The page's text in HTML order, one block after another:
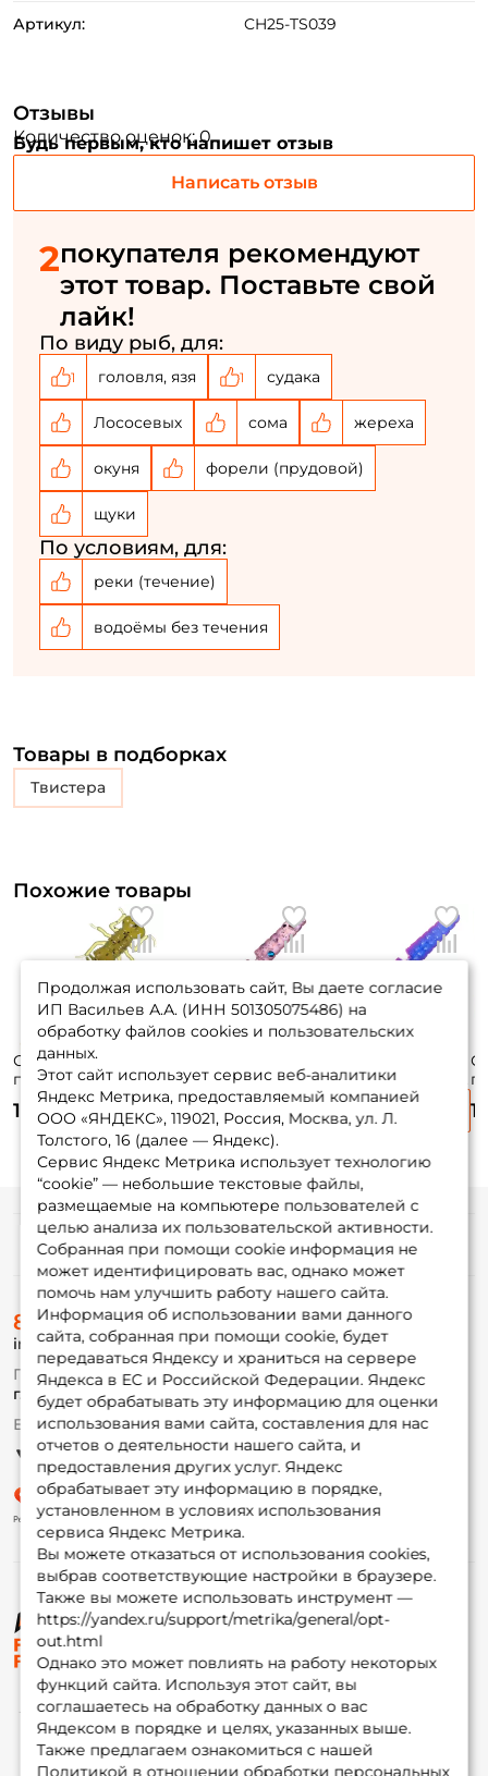
Артикул: CH25-TS039
Отзывы
Количество оценок: 0
Будь первым, кто напишет отзыв
Написать отзыв
2покупателя рекомендуют
этот товар. Поставьте свой
лайк!
По виду рыб, для:
1 головля, язя 1 судака
Лососевых сома жереха
окуня форели (прудовой)
щуки
По условиям, для:
реки (течение)
водоёмы без течения
Товары в подборках
Твистера
Похожие товары
Силиконовая
приманка Trigger
Baits Larva 50мм.
163 10шт.
130 ₽
приманка Trigger
Baits Javastick
30мм. №006 15шт.
130 ₽
приманка Trigger
Baits Javastick
30мм. №100/101
130 ₽
Продолжая использовать сайт, Вы даете согласие
ИП Васильев А.А. (ИНН 501305075486) на
обработку файлов cookies и пользовательских
данных.
Этот сайт использует сервис веб-аналитики
Яндекс Метрика, предоставляемый компанией
ООО «ЯНДЕКС», 119021, Россия, Москва, ул. Л.
Толстого, 16 (далее — Яндекс).
Сервис Яндекс Метрика использует технологию
“cookie” — небольшие текстовые файлы,
размещаемые на компьютере пользователей с
целью анализа их пользовательской активности.
Собранная при помощи cookie информация не
может идентифицировать вас, однако может
помочь нам улучшить работу нашего сайта.
Информация об использовании вами данного
сайта, собранная при помощи cookie, будет
передаваться Яндексу и храниться на сервере
Яндекса в ЕС и Российской Федерации. Яндекс
будет обрабатывать эту информацию для оценки
использования вами сайта, составления для нас
отчетов о деятельности нашего сайта, и
предоставления других услуг. Яндекс
обрабатывает эту информацию в порядке,
установленном в условиях использования
сервиса Яндекс Метрика.
Вы можете отказаться от использования cookies,
выбрав соответствующие настройки в браузере.
Также вы можете использовать инструмент —
https://yandex.ru/support/metrika/general/opt-
out.html
Однако это может повлиять на работу некоторых
функций сайта. Используя этот сайт, вы
соглашаетесь на обработку данных о вас
Яндексом в порядке и целях, указанных выше.
Также предлагаем ознакомиться с нашей
Политикой в отношении обработки персональных
Email: *
Придумайте пароль: *
Повторите пароль: *
Заполняя данную форму вы соглашаетесь на обработку
персональных данных
У меня уже есть аккаунт
© ФоксФишинг, 2009-2026
Информация
О магазине
Доставка
Оплата
Fox-bonus
Гуру
Партнерская программа
8 (495) 532-77-88
info@foxfishing.ru
По вопросам с заказом
г. Москва, ул. Плеханова д.7
Ежедневно 10:00 до 20:00